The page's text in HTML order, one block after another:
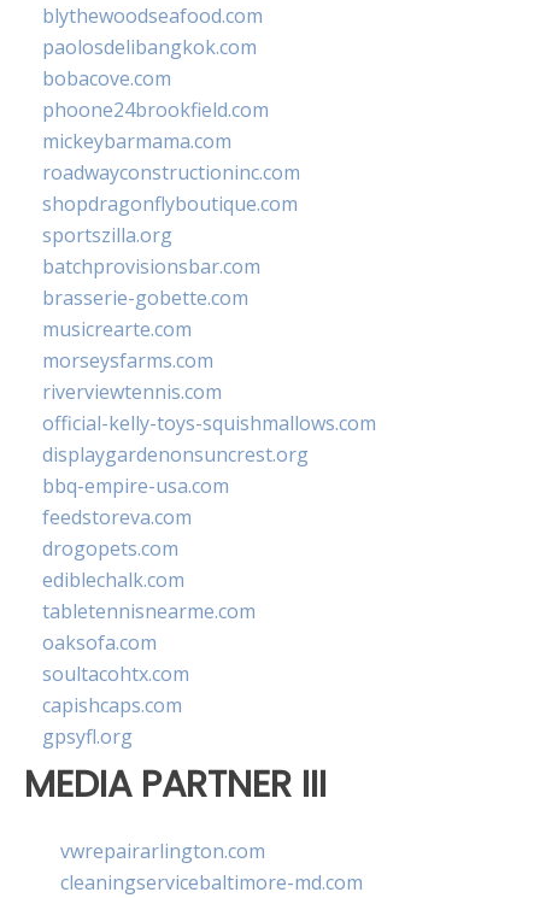
blythewoodseafood.com
paolosdelibangkok.com
bobacove.com
phoone24brookfield.com
mickeybarmama.com
roadwayconstructioninc.com
shopdragonflyboutique.com
sportszilla.org
batchprovisionsbar.com
brasserie-gobette.com
musicrearte.com
morseysfarms.com
riverviewtennis.com
official-kelly-toys-squishmallows.com
displaygardenonsuncrest.org
bbq-empire-usa.com
feedstoreva.com
drogopets.com
ediblechalk.com
tabletennisnearme.com
oaksofa.com
soultacohtx.com
capishcaps.com
gpsyfl.org
MEDIA PARTNER III
vwrepairarlington.com
cleaningservicebaltimore-md.com